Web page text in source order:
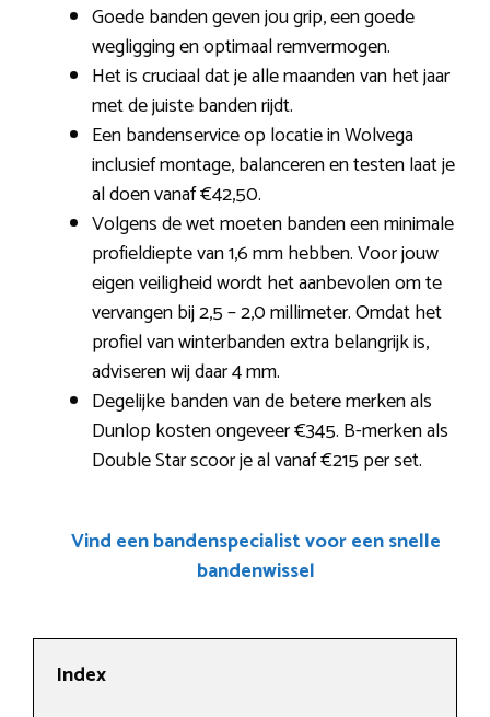
Goede banden geven jou grip, een goede
wegligging en optimaal remvermogen.
Het is cruciaal dat je alle maanden van het jaar
met de juiste banden rijdt.
Een bandenservice op locatie in Wolvega
inclusief montage, balanceren en testen laat je
al doen vanaf €42,50.
Volgens de wet moeten banden een minimale
profieldiepte van 1,6 mm hebben. Voor jouw
eigen veiligheid wordt het aanbevolen om te
vervangen bij 2,5 – 2,0 millimeter. Omdat het
profiel van winterbanden extra belangrijk is,
adviseren wij daar 4 mm.
Degelijke banden van de betere merken als
Dunlop kosten ongeveer €345. B-merken als
Double Star scoor je al vanaf €215 per set.
Vind een bandenspecialist voor een snelle
bandenwissel
Index